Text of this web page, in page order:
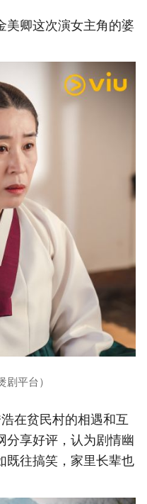
美卿这次演女主角的婆
剧平台）
在贫民村的相遇和互
分享好评，认为剧情幽
既往搞笑，家里长辈也